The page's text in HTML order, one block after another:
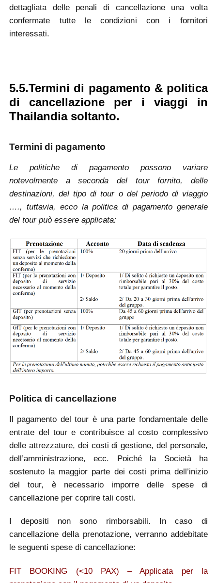
dettagliata delle penali di cancellazione una volta
confermate tutte le condizioni con i fornitori
interessati.
5.5.Termini di pagamento & politica
di cancellazione per i viaggi in
Thailandia soltanto.
Termini di pagamento
Le politiche di pagamento possono variare
notevolmente a seconda del tour fornito, delle
destinazioni, del tipo di tour o del periodo di viaggio
…., tuttavia, ecco la politica di pagamento generale
del tour può essere applicata:
Politica di cancellazione
Il pagamento del tour è una parte fondamentale delle
entrate del tour e contribuisce al costo complessivo
delle attrezzature, dei costi di gestione, del personale,
dell’amministrazione, ecc. Poiché la Società ha
sostenuto la maggior parte dei costi prima dell’inizio
del tour, è necessario imporre delle spese di
cancellazione per coprire tali costi.
I depositi non sono rimborsabili. In caso di
cancellazione della prenotazione, verranno addebitate
le seguenti spese di cancellazione:
FIT BOOKING (<10 PAX) – Applicata per la